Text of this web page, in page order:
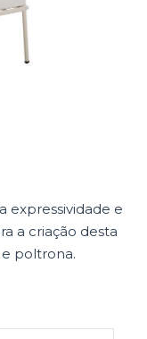
expressividade e
a criação desta
poltrona.